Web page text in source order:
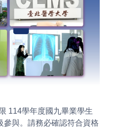
114學年度國九畢業學生
參與。請務必確認符合資格